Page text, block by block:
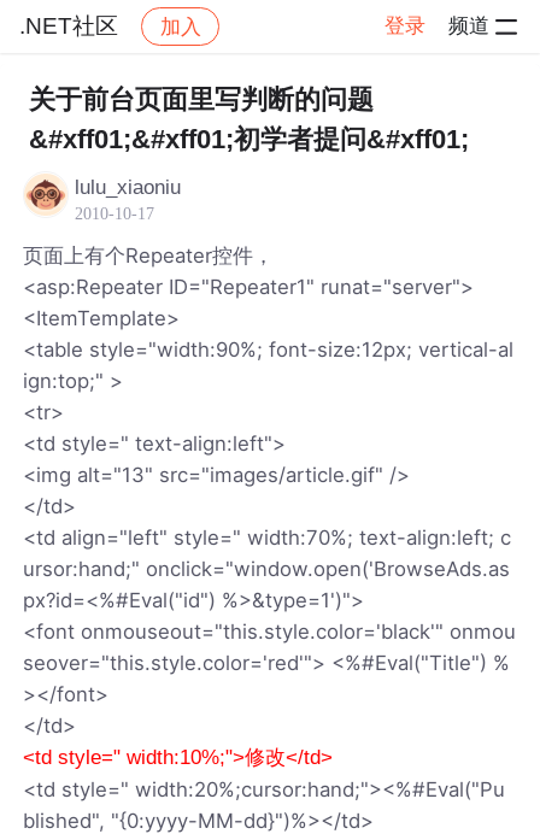
.NET社区 加入 登录 频道
社区 .NET社区 帖子详情
关于前台页面里写判断的问题
&#xff01;&#xff01;初学者提问&#xff01;
lulu_xiaoniu
2010-10-17
页面上有个Repeater控件，
<asp:Repeater ID="Repeater1" runat="server">
<ItemTemplate>
<table style="width:90%; font-size:12px; vertical-al
ign:top;" >
<tr>
<td style=" text-align:left">
<img alt="13" src="images/article.gif" />
</td>
<td align="left" style=" width:70%; text-align:left; c
ursor:hand;" onclick="window.open('BrowseAds.as
px?id=<%#Eval("id") %>&type=1')">
<font onmouseout="this.style.color='black'" onmou
seover="this.style.color='red'"> <%#Eval("Title") %
></font>
</td>
<td style=" width:10%;">修改</td>
<td style=" width:20%;cursor:hand;"><%#Eval("Pu
blished", "{0:yyyy-MM-dd}")%></td>